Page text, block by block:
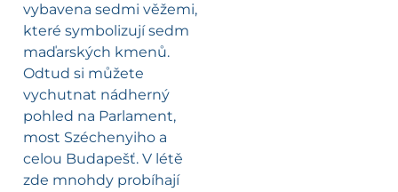
vybavena sedmi věžemi,
které symbolizují sedm
maďarských kmenů.
Odtud si můžete
vychutnat nádherný
pohled na Parlament,
most Széchenyiho a
celou Budapešť. V létě
zde mnohdy probíhají